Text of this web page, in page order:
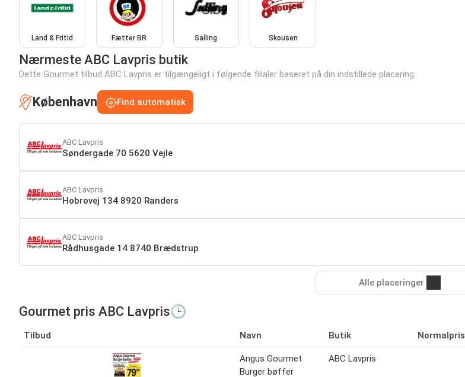
Land & Fritid Fætter BR Salling Skousen
Nærmeste ABC Lavpris butik
Dette Gourmet tilbud ABC Lavpris er tilgængeligt i følgende filialer baseret på din indstillede placering:
København Find automatisk
ABC Lavpris
Søndergade 70 5620 Vejle
ABC Lavpris
Hobrovej 134 8920 Randers
ABC Lavpris
Rådhusgade 14 8740 Brædstrup
Alle placeringer
Gourmet pris ABC Lavpris🕒
Tilbud Navn Butik Normalpris
Angus Gourmet
Burger bøffer
ABC Lavpris